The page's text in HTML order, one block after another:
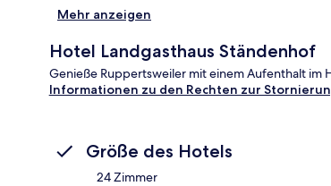
Mehr anzeigen
Hotel Landgasthaus Ständenhof
Genieße Ruppertsweiler mit einem Aufenthalt im
Informationen zu den Rechten zur
Größe des Hotels
24 Zimmer